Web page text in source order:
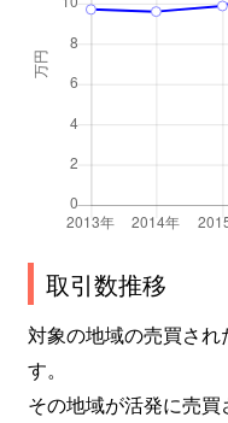
取引数推移
対象の地域の売買さ
す。
その地域が活発に売